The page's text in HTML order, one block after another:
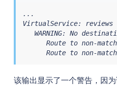
...
VirtualService: reviews
WARNING: No
Route to non-
Route to non-
该输出显示了一个警告，因为